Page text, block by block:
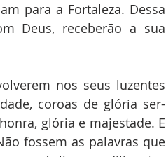
para a Fortaleza. Dessa
Deus, receberão a sua
nos seus luzentes
coroas de glória ser-
glória e majestade. E
fossem as palavras que